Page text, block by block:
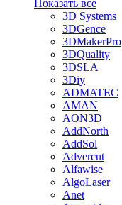
Показать все
3D Systems
3DGence
3DMakerPro
3DQuality
3DSLA
3Diy
ADMATEC
AMAN
AON3D
AddNorth
AddSol
Advercut
Alfawise
AlgoLaser
Anet